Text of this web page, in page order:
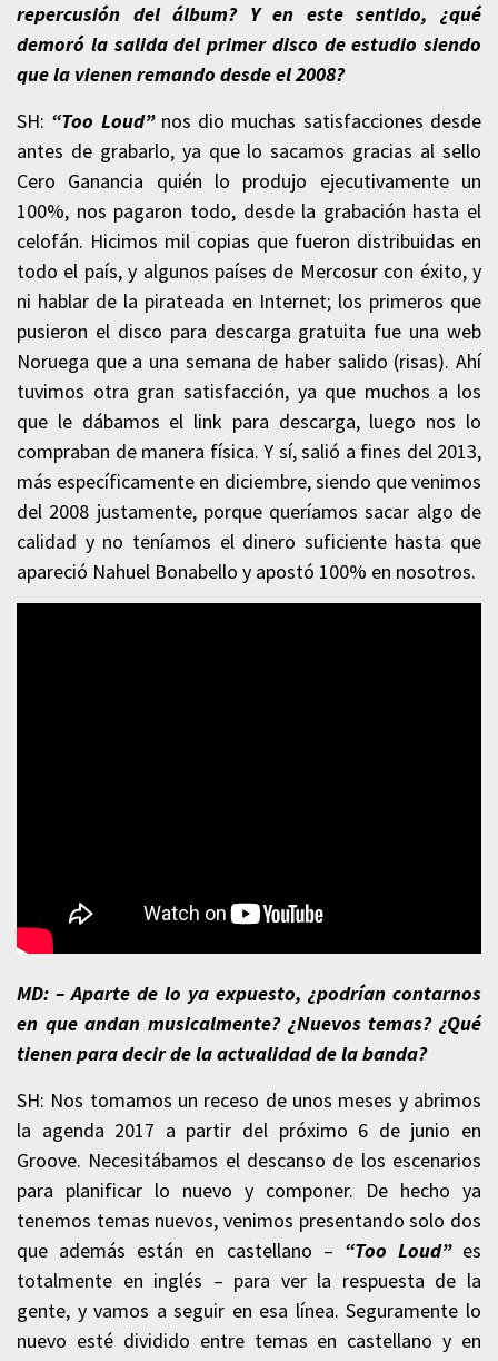
repercusión del álbum? Y en este sentido, ¿qué
demoró la salida del primer disco de estudio siendo
que la vienen remando desde el 2008?
SH: “Too Loud”nos dio muchas satisfacciones desde
antes de grabarlo, ya que lo sacamos gracias al sello
Cero Ganancia quién lo produjo ejecutivamente un
100%, nos pagaron todo, desde la grabación hasta el
celofán. Hicimos mil copias que fueron distribuidas en
todo el país, y algunos países de Mercosur con éxito, y
ni hablar de la pirateada en Internet; los primeros que
pusieron el disco para descarga gratuita fue una web
Noruega que a una semana de haber salido (risas). Ahí
tuvimos otra gran satisfacción, ya que muchos a los
que le dábamos el link para descarga, luego nos lo
compraban de manera física. Y sí, salió a fines del 2013,
más específicamente en diciembre, siendo que venimos
del 2008 justamente, porque queríamos sacar algo de
calidad y no teníamos el dinero suficiente hasta que
apareció Nahuel Bonabello y apostó 100% en nosotros.
MD: – Aparte de lo ya expuesto, ¿podrían contarnos
en que andan musicalmente? ¿Nuevos temas? ¿Qué
tienen para decir de la actualidad de la banda?
SH: Nos tomamos un receso de unos meses y abrimos
la agenda 2017 a partir del próximo 6 de junio en
Groove. Necesitábamos el descanso de los escenarios
para planificar lo nuevo y componer. De hecho ya
tenemos temas nuevos, venimos presentando solo dos
que además están en castellano – “Too Loud”es
totalmente en inglés – para ver la respuesta de la
gente, y vamos a seguir en esa línea. Seguramente lo
nuevo esté dividido entre temas en castellano y en